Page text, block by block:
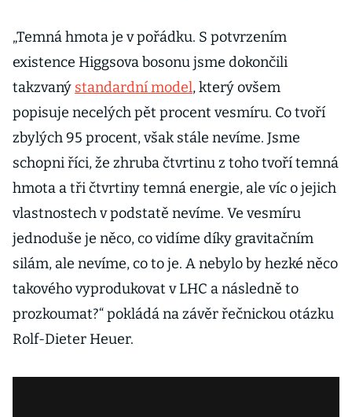
„Temná hmota je v pořádku. S potvrzením
existence Higgsova bosonu jsme dokončili
takzvaný standardní model, který ovšem
popisuje necelých pět procent vesmíru. Co tvoří
zbylých 95 procent, však stále nevíme. Jsme
schopni říci, že zhruba čtvrtinu z toho tvoří temná
hmota a tři čtvrtiny temná energie, ale víc o jejich
vlastnostech v podstatě nevíme. Ve vesmíru
jednoduše je něco, co vidíme díky gravitačním
silám, ale nevíme, co to je. A nebylo by hezké něco
takového vyprodukovat v LHC a následně to
prozkoumat?“ pokládá na závěr řečnickou otázku
Rolf-Dieter Heuer.